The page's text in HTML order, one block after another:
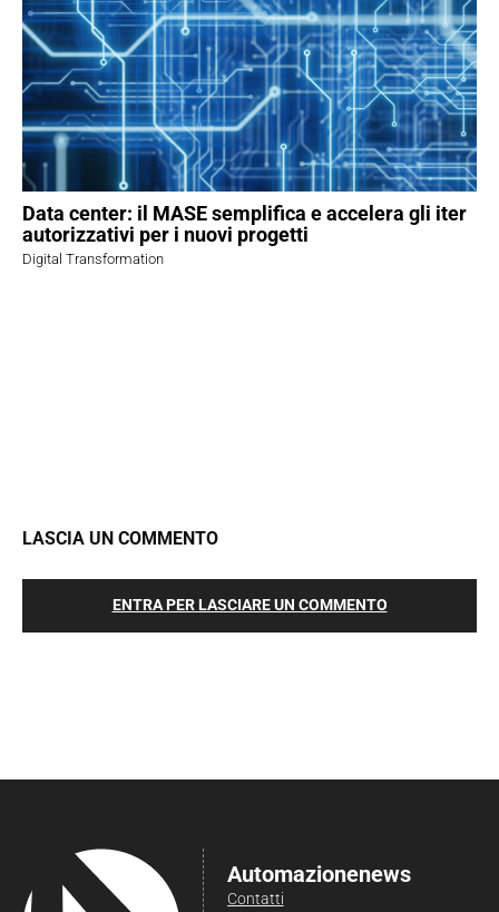
Data center: il MASE semplifica e accelera gli iter
autorizzativi per i nuovi progetti
Digital Transformation
LASCIA UN COMMENTO
ENTRA PER LASCIARE UN COMMENTO
Automazionenews
Contatti